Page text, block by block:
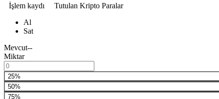
İşlem kaydı
Tutulan Kripto Paralar
Al
Sat
Mevcut--
Miktar
25%
50%
75%